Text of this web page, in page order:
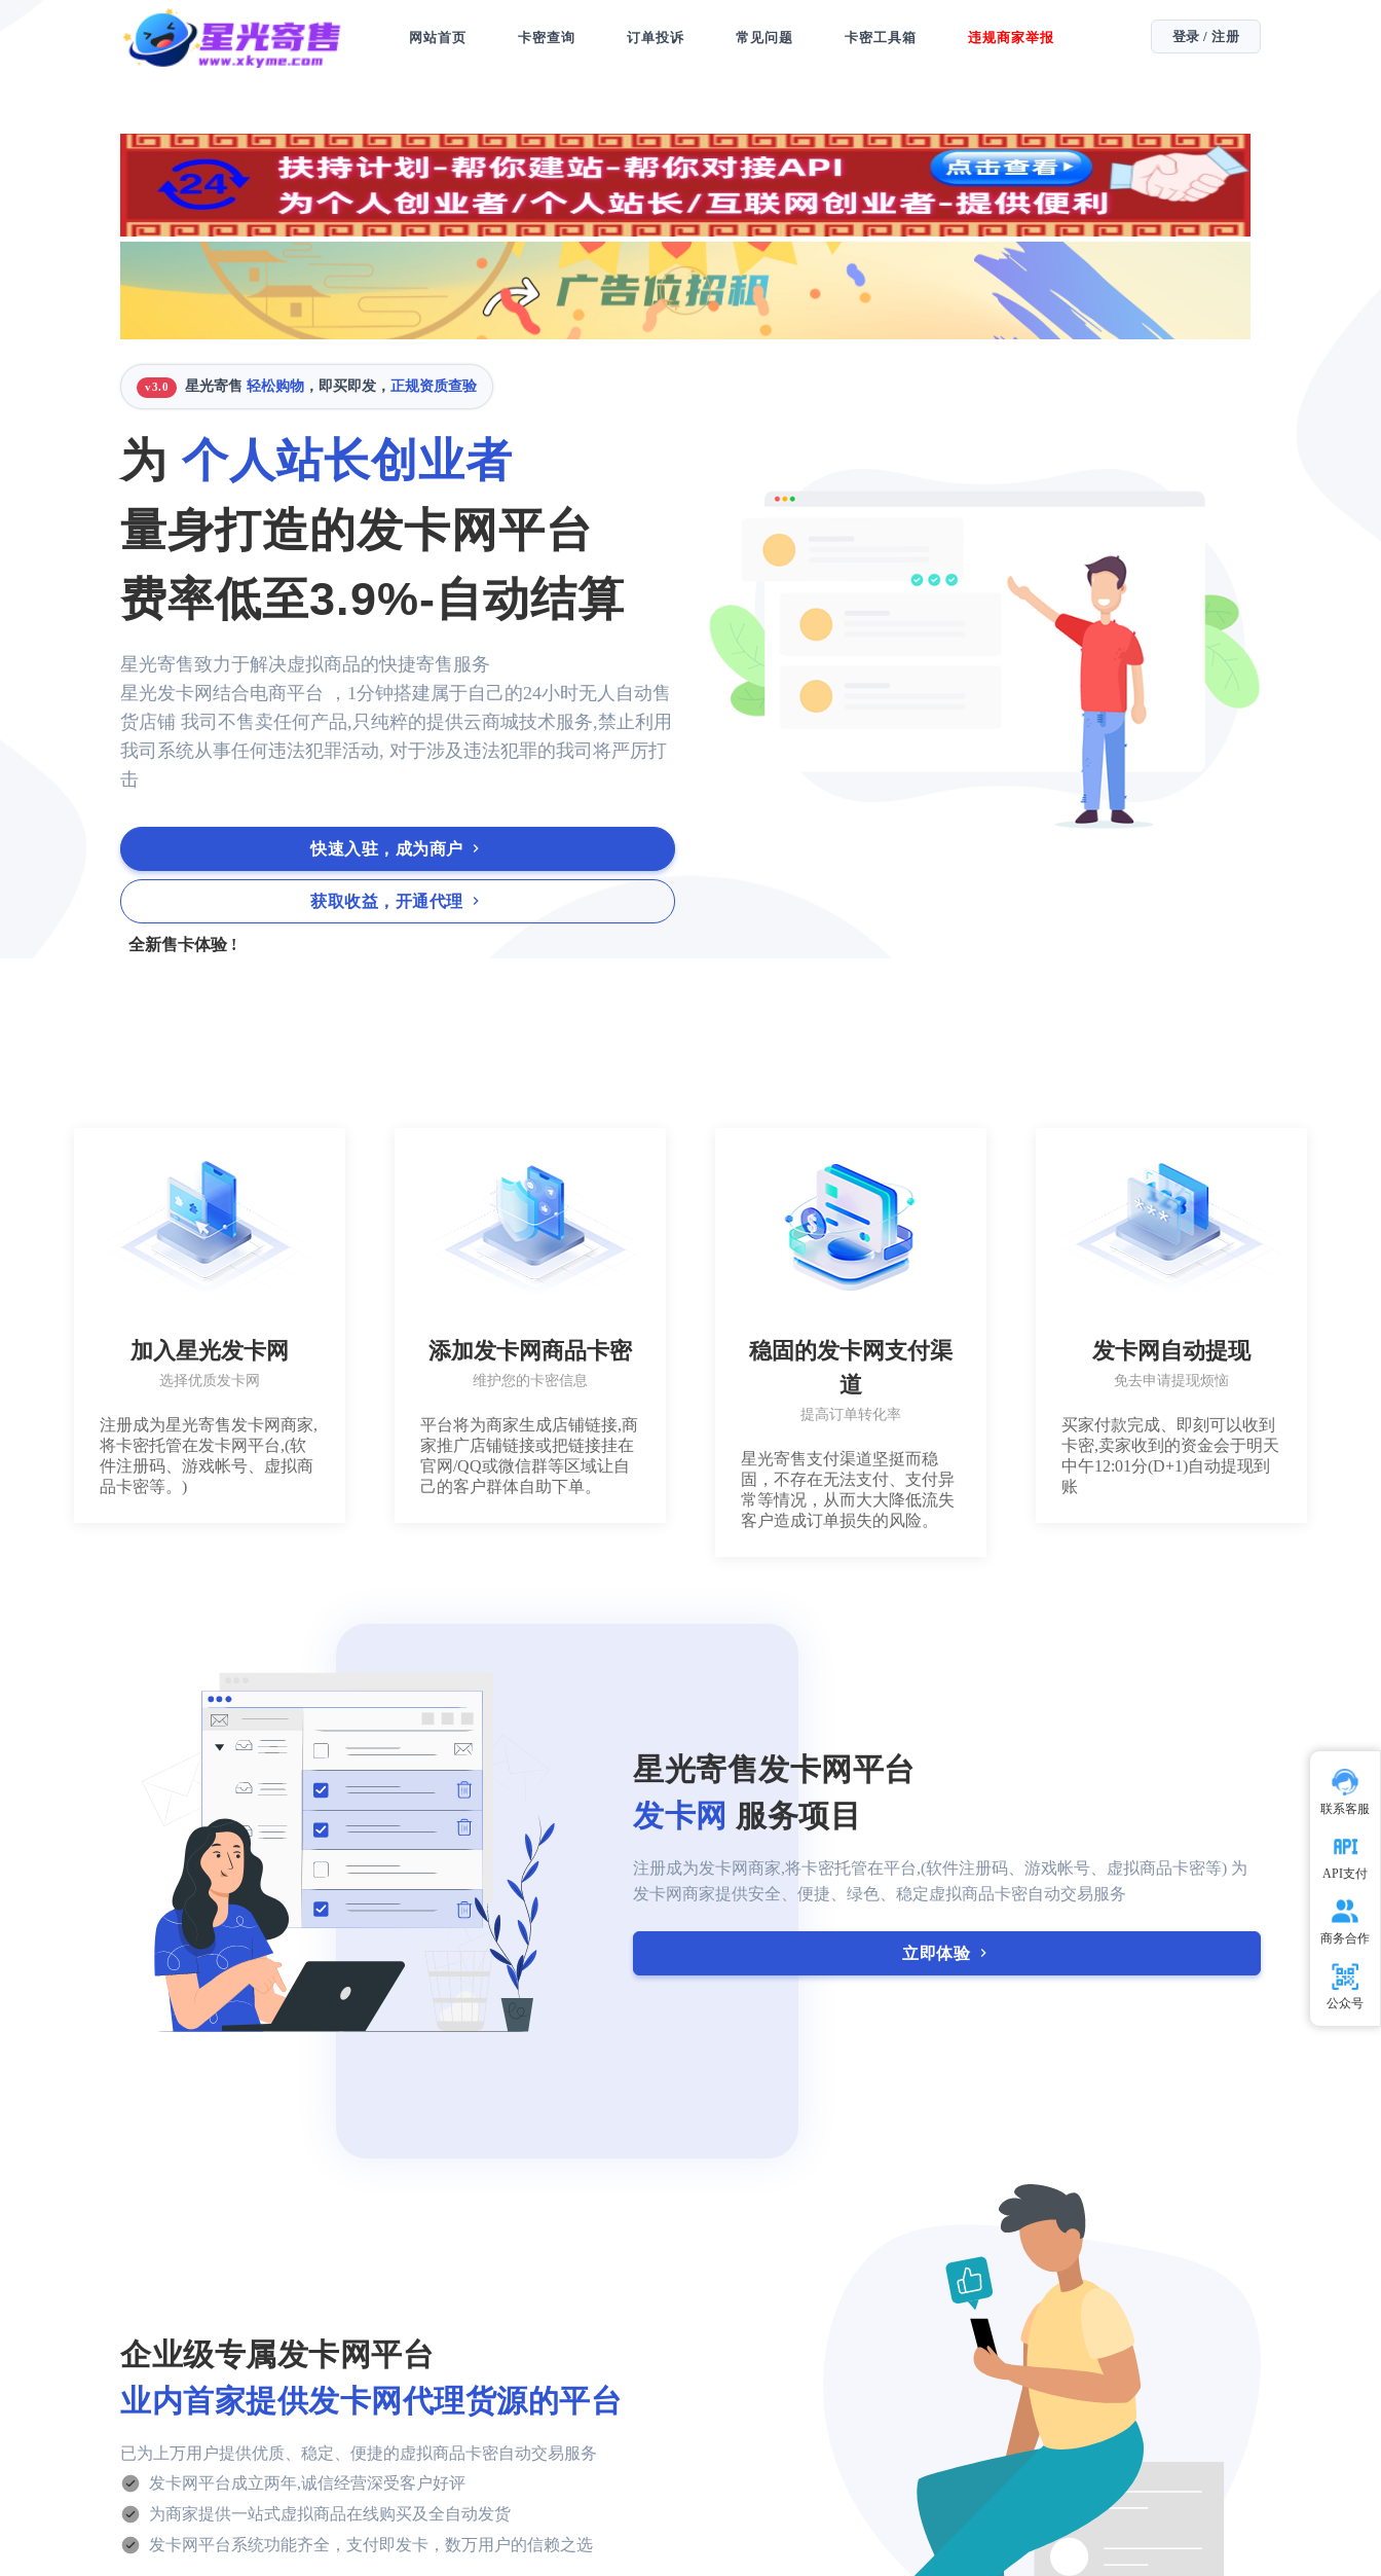
登录 / 注册
网站首页 卡密查询 订单投诉 常见问题 卡密工具箱 违规商家举报
联系客服
API支付
商务合作
公众号
v3.0 星光寄售 轻松购物 ，即买即发， 正规资质查验
为 个人站长创业者
量身打造的发卡网平台
费率低至3.9%-自动结算
星光寄售致力于解决虚拟商品的快捷寄售服务
星光发卡网结合电商平台 ，1分钟搭建属于自己的24小时无人自动售
货店铺 我司不售卖任何产品,只纯粹的提供云商城技术服务,禁止利用
我司系统从事任何违法犯罪活动, 对于涉及违法犯罪的我司将严厉打
击
快速入驻，成为商户
获取收益，开通代理
全新售卡体验 !
加入星光发卡网
选择优质发卡网
注册成为星光寄售发卡网商家,
将卡密托管在发卡网平台,(软
件注册码、游戏帐号、虚拟商
品卡密等。)
添加发卡网商品卡密
维护您的卡密信息
平台将为商家生成店铺链接,商
家推广店铺链接或把链接挂在
官网/QQ或微信群等区域让自
己的客户群体自助下单。
稳固的发卡网支付渠
道
提高订单转化率
星光寄售支付渠道坚挺而稳
固，不存在无法支付、支付异
常等情况，从而大大降低流失
客户造成订单损失的风险。
发卡网自动提现
免去申请提现烦恼
买家付款完成、即刻可以收到
卡密,卖家收到的资金会于明天
中午12:01分(D+1)自动提现到
账
星光寄售发卡网平台
发卡网 服务项目
注册成为发卡网商家,将卡密托管在平台,(软件注册码、游戏帐号、虚拟商品卡密等) 为
发卡网商家提供安全、便捷、绿色、稳定虚拟商品卡密自动交易服务
立即体验
企业级专属发卡网平台
业内首家提供发卡网代理货源的平台
已为上万用户提供优质、稳定、便捷的虚拟商品卡密自动交易服务
发卡网平台成立两年,诚信经营深受客户好评
为商家提供一站式虚拟商品在线购买及全自动发货
发卡网平台系统功能齐全，支付即发卡，数万用户的信赖之选